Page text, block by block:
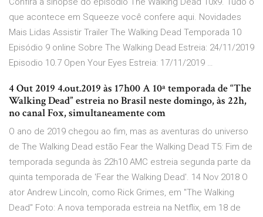
que acontece em Squeeze você confere aqui. Novidades
Mais Lidas Assistir Trailer The Walking Dead Temporada 10
Episódio 9 online Sobre The Walking Dead Estreia: 24/11/2019
Episodio 10.7 Open Your Eyes Estreia: 17/11/2019 …
4 Out 2019 4.out.2019 às 17h00 A 10ª temporada de “The
Walking Dead” estreia no Brasil neste domingo, às 22h,
no canal Fox, simultaneamente com
O ano de 2019 chegou ao fim, mas as aventuras do universo
de The Walking Dead estão Fear the Walking Dead T5: Fim de
temporada segunda às 22h10 AMC estreia segunda parte da
quinta temporada de 'Fear the Walking Dead'. 14 Nov 2018 O
ator Andrew Lincoln, como Rick Grimes, em "The Walking
Dead" Foto: A nova temporada estreia na Netflix, em 18 de